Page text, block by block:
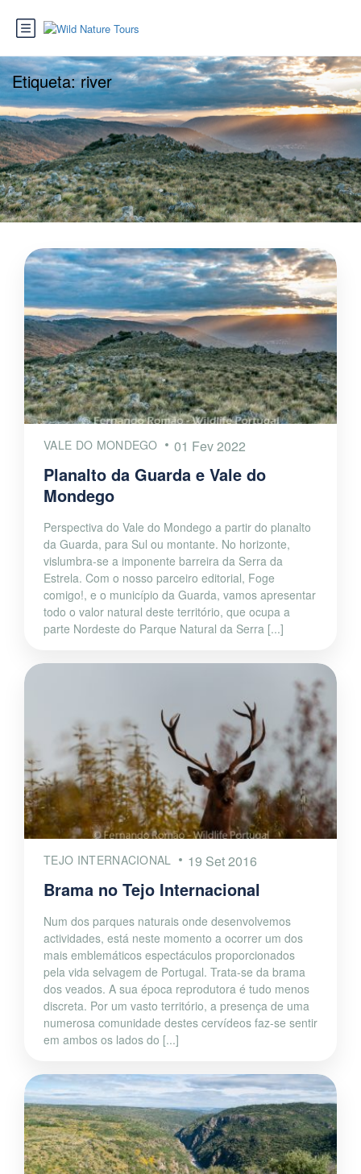
Etiqueta:river
VALE DO MONDEGO 01 Fev 2022
Planalto da Guarda e Vale do
Mondego
Perspectiva do Vale do Mondego a partir do planalto
da Guarda, para Sul ou montante. No horizonte,
vislumbra-se a imponente barreira da Serra da
Estrela. Com o nosso parceiro editorial, Foge
comigo!, e o município da Guarda, vamos apresentar
todo o valor natural deste território, que ocupa a
parte Nordeste do Parque Natural da Serra [...]
TEJO INTERNACIONAL 19 Set 2016
Brama no Tejo Internacional
Num dos parques naturais onde desenvolvemos
actividades, está neste momento a ocorrer um dos
mais emblemáticos espectáculos proporcionados
pela vida selvagem de Portugal. Trata-se da brama
dos veados. A sua época reprodutora é tudo menos
discreta. Por um vasto território, a presença de uma
numerosa comunidade destes cervídeos faz-se sentir
em ambos os lados do [...]